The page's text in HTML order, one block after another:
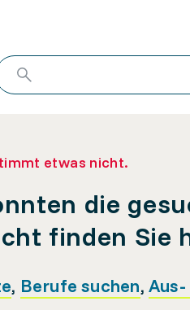
etwas nicht.
die
finden Sie
, Berufe suchen,